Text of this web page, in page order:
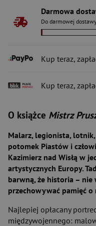
Darmowa
Do darmowej
Kup teraz,
Kup teraz,
O książce Mistrz
Malarz, legionista, lotnik,
potomek Piastów i
Kazimierz nad Wisłą w
artystycznych Europy.
barwną, że historia – nie
przechowywać pamięć o
Najlepiej opłacany
międzywojennego: